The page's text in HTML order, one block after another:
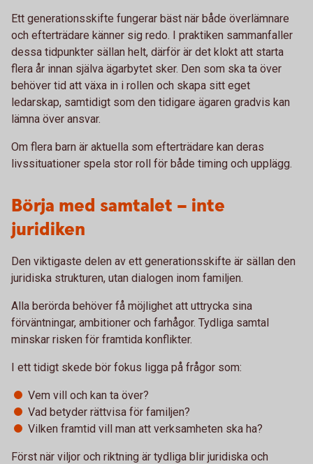
Ett generationsskifte fungerar bäst när både överlämnare
och efterträdare känner sig redo. I praktiken sammanfaller
dessa tidpunkter sällan helt, därför är det klokt att starta
flera år innan själva ägarbytet sker. Den som ska ta över
behöver tid att växa in i rollen och skapa sitt eget
ledarskap, samtidigt som den tidigare ägaren gradvis kan
lämna över ansvar.
Om flera barn är aktuella som efterträdare kan deras
livssituationer spela stor roll för både timing och upplägg.
Börja med samtalet – inte
juridiken
Den viktigaste delen av ett generationsskifte är sällan den
juridiska strukturen, utan dialogen inom familjen.
Alla berörda behöver få möjlighet att uttrycka sina
förväntningar, ambitioner och farhågor. Tydliga samtal
minskar risken för framtida konflikter.
I ett tidigt skede bör fokus ligga på frågor som:
Vem vill och kan ta över?
Vad betyder rättvisa för familjen?
Vilken framtid vill man att verksamheten ska ha?
Först när viljor och riktning är tydliga blir juridiska och